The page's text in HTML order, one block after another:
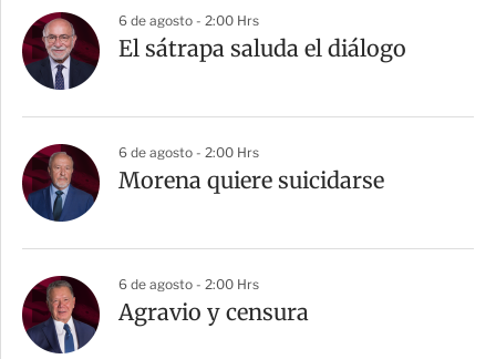
6 de agosto - 2:00 Hrs
El sátrapa saluda el diálogo
6 de agosto - 2:00 Hrs
Morena quiere suicidarse
6 de agosto - 2:00 Hrs
Agravio y censura